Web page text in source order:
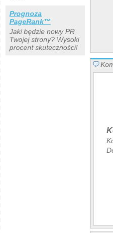
Prognoza
PageRank™
Jaki będzie nowy PR
Twojej strony? Wysoki
procent skuteczności!